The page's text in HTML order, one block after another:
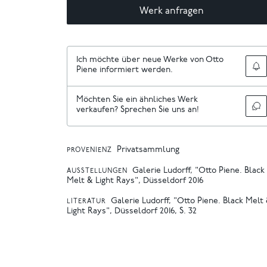
Werk anfragen
Ich möchte über neue Werke von Otto
Piene informiert werden.
Möchten Sie ein ähnliches Werk
verkaufen? Sprechen Sie uns an!
PROVENIENZ Privatsammlung
AUSSTELLUNGEN
Galerie Ludorff, "Otto Piene. Black
Melt & Light Rays", Düsseldorf 2016
LITERATUR
Galerie Ludorff, "Otto Piene. Black Melt
Light Rays", Düsseldorf 2016, S. 32